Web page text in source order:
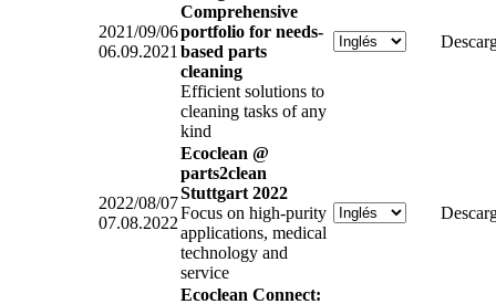
2021/09/06
06.09.2021
Comprehensive
portfolio for needs-
based parts
cleaning
Efficient solutions to
cleaning tasks of any
kind
2022/08/07
07.08.2022
Ecoclean @
parts2clean
Stuttgart 2022
Focus on high-purity
applications, medical
technology and
service
Ecoclean Connect: